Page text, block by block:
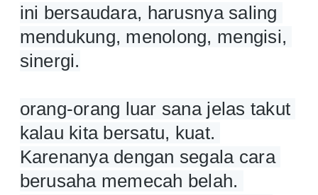
ini bersaudara, harusnya saling
mendukung, menolong, mengisi,
sinergi.
orang-orang luar sana jelas takut
kalau kita bersatu, kuat.
Karenanya dengan segala cara
berusaha memecah belah.